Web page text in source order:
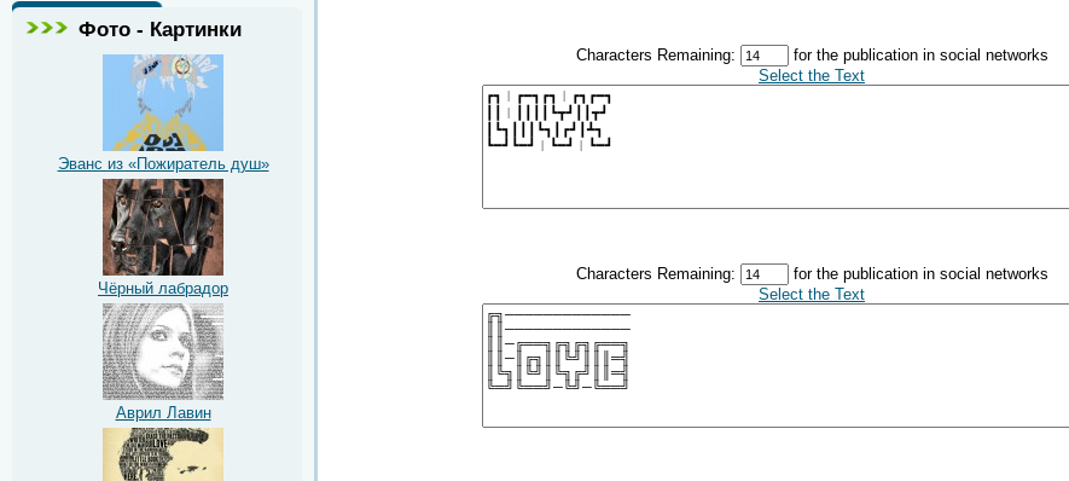
Фото - Картинки
Эванс из «Пожиратель душ»
Чёрный лабрадор
Аврил Лавин
Characters Remaining:
for the publication in social networks
Select the Text
Characters Remaining:
for the publication in social networks
Select the Text